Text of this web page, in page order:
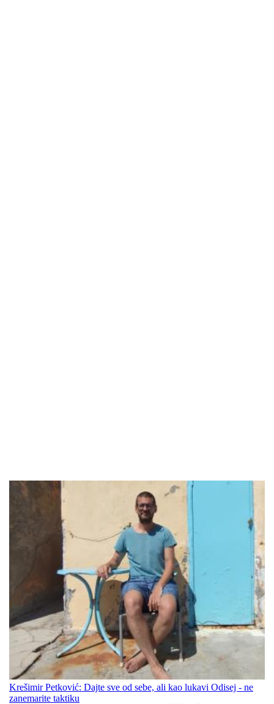
Krešimir Petković: Dajte sve od sebe, ali kao lukavi Odisej - ne
zanemarite taktiku